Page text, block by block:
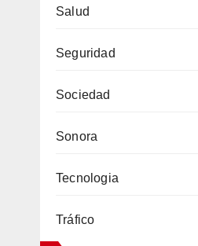
Salud
Seguridad
Sociedad
Sonora
Tecnologia
Tráfico